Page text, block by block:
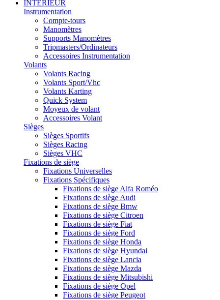
INTERIEUR
Instrumentation
Compte-tours
Manomètres
Supports Manomètres
Tripmasters/Ordinateurs
Accessoires Instrumentation
Volants
Volants Racing
Volants Sport/Vhc
Volants Karting
Quick System
Moyeux de volant
Accessoires Volant
Sièges
Sièges Sportifs
Sièges Racing
Sièges VHC
Fixations de siège
Fixations Universelles
Fixations Spécifiques
Fixations de siège Alfa Roméo
Fixations de siège Audi
Fixations de siège Bmw
Fixations de siège Citroen
Fixations de siège Fiat
Fixations de siège Ford
Fixations de siège Honda
Fixations de siège Hyundai
Fixations de siège Lancia
Fixations de siège Mazda
Fixations de siège Mitsubishi
Fixations de siège Opel
Fixations de siège Peugeot